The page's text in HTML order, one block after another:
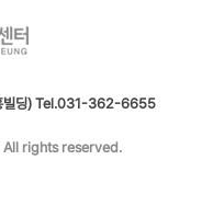
빌딩) Tel.031-362-6655
All rights reserved.